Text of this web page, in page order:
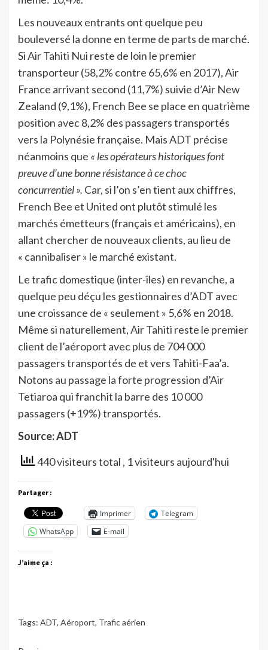
Les nouveaux entrants ont quelque peu
bouleversé la donne en terme de parts de marché.
Si Air Tahiti Nui reste de loin le premier
transporteur (58,2% contre 65,6% en 2017), Air
France arrivant second (11,7%) suivie d’Air New
Zealand (9,1%), French Bee se place en quatrième
position avec 8,2% des passagers transportés
vers la Polynésie française. Mais ADT précise
néanmoins que « les opérateurs historiques font
preuve d’une bonne résistance à ce choc
concurrentiel ». Car, si l’on s’en tient aux chiffres,
French Bee et United ont plutôt stimulé les
marchés émetteurs (français et américains), en
allant chercher de nouveaux clients, au lieu de
« cannibaliser » le marché existant.
Le trafic domestique (inter-îles) en revanche, a
quelque peu déçu les gestionnaires d’ADT avec
une croissance de « seulement » 5,6% en 2018.
Même si naturellement, Air Tahiti reste le premier
client de l’aéroport avec plus de 704 000
passagers transportés de et vers Tahiti-Faa’a.
Notons au passage la forte progression d’Air
Tetiaroa qui franchit la barre des 10 000
passagers (+19%) transportés.
Source: ADT
440 visiteurs total , 1 visiteurs aujourd'hui
Partager :
Imprimer
Telegram
WhatsApp
E-mail
J’aime ça :
Tags: ADT, Aéroport, Trafic aérien